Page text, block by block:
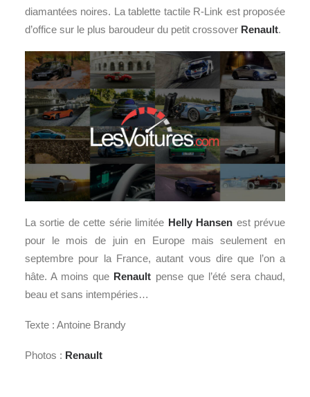
diamantées noires. La tablette tactile R-Link est proposée
d’office sur le plus baroudeur du petit crossover Renault.
La sortie de cette série limitée Helly Hansen est prévue
pour le mois de juin en Europe mais seulement en
septembre pour la France, autant vous dire que l’on a
hâte. A moins que Renault pense que l’été sera chaud,
beau et sans intempéries…
Texte : Antoine Brandy
Photos : Renault